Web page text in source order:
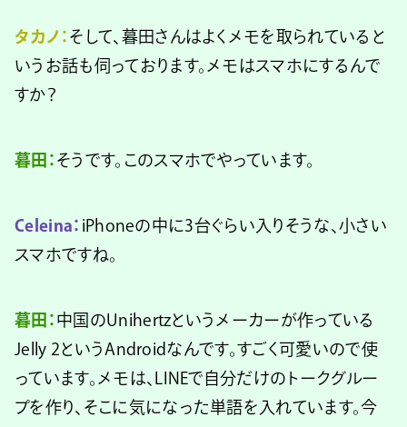
タカノ： そして、暮田さんはよくメモを取られていると
いうお話も伺っております。メモはスマホにするんで
すか？
暮田： そうです。このスマホでやっています。
Celeina： iPhoneの中に3台ぐらい入りそうな、小さい
スマホですね。
暮田： 中国のUnihertzというメーカーが作っている
Jelly 2というAndroidなんです。すごく可愛いので使
っています。メモは、LINEで自分だけのトークグルー
プを作り、そこに気になった単語を入れています。今